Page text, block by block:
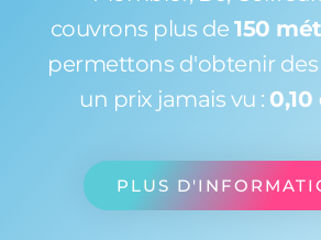
couvrons plus de 150
permettons d'obtenir des
un prix jamais vu :
PLUS